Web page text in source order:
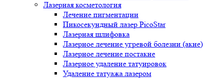
Лазерная косметология
Лечение пигментации
Пикосекундный лазер PicoStar
Лазерная шлифовка
Лазерное лечение угревой болезни (акне)
Лазерное лечение постакне
Лазерное удаление татуировок
Удаление татуажа лазером